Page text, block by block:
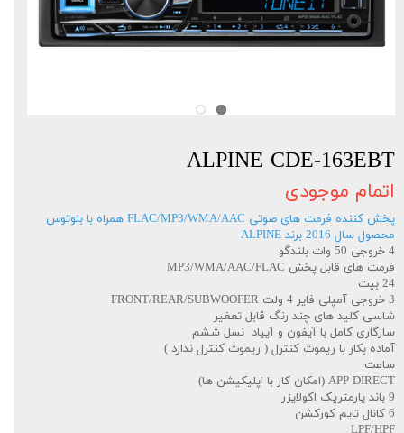
ALPINE CDE-163EBT
اتمام موجودی
پخش کننده فرمت های صوتی FLAC/MP3/WMA/AAC همراه با بلوتوس
محصول سال 2016 برند ALPINE
4 خروجی 50 وات بلندگو
فرمت های قابل پخش MP3/WMA/AAC/FLAC
24 بیت
3 خروجی آمپلی فایر 4 ولت FRONT/REAR/SUBWOOFER
شاسی کلید های چند رنگ قابل تعغیر
سازگاری کامل با آیفون و آیپاد نسل ششم
آماده بکار با ریموت کنترل ( ریموت کنترل ندارد )
ساعت
APP DIRECT (امکان کار با اپلیکیشن ها)
9 باند پارمتریک اکولایزر
6 کانال تایم کورکشن